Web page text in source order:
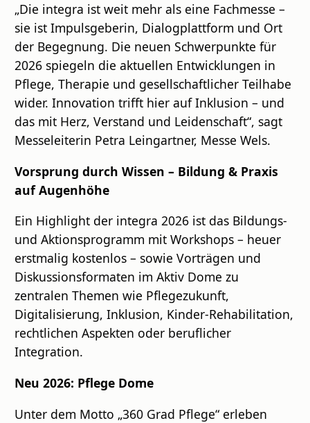
„Die integra ist weit mehr als eine Fachmesse –
sie ist Impulsgeberin, Dialogplattform und Ort
der Begegnung. Die neuen Schwerpunkte für
2026 spiegeln die aktuellen Entwicklungen in
Pflege, Therapie und gesellschaftlicher Teilhabe
wider. Innovation trifft hier auf Inklusion – und
das mit Herz, Verstand und Leidenschaft“, sagt
Messeleiterin Petra Leingartner, Messe Wels.
Vorsprung durch Wissen – Bildung & Praxis
auf Augenhöhe
Ein Highlight der integra 2026 ist das Bildungs-
und Aktionsprogramm mit Workshops – heuer
erstmalig kostenlos – sowie Vorträgen und
Diskussionsformaten im Aktiv Dome zu
zentralen Themen wie Pflegezukunft,
Digitalisierung, Inklusion, Kinder-Rehabilitation,
rechtlichen Aspekten oder beruflicher
Integration.
Neu 2026: Pflege Dome
Unter dem Motto „360 Grad Pflege“ erleben